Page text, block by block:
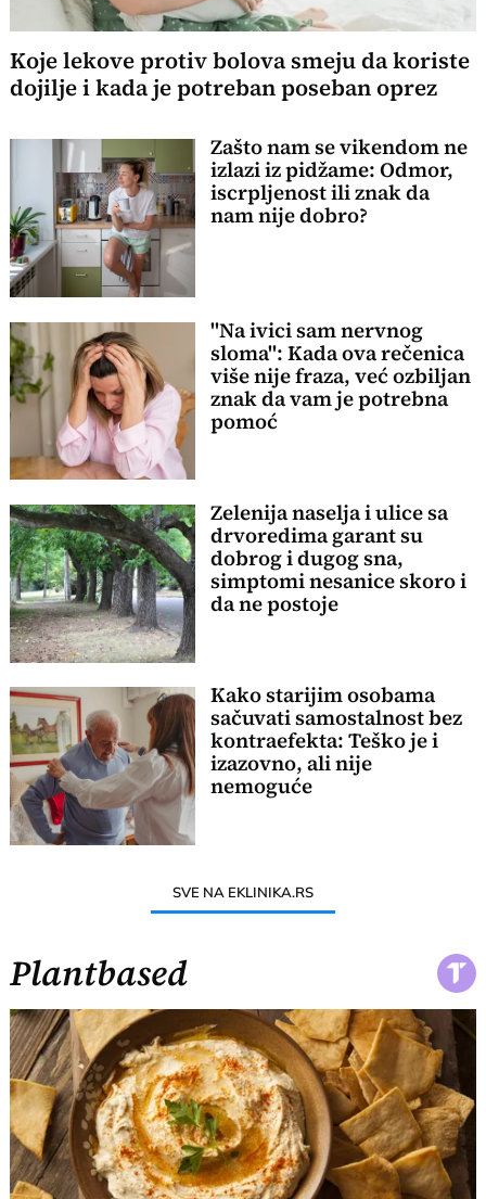
Koje lekove protiv bolova smeju da koriste
dojilje i kada je potreban poseban oprez
Zašto nam se vikendom ne
izlazi iz pidžame: Odmor,
iscrpljenost ili znak da
nam nije dobro?
"Na ivici sam nervnog
sloma": Kada ova rečenica
više nije fraza, već ozbiljan
znak da vam je potrebna
pomoć
Zelenija naselja i ulice sa
drvoredima garant su
dobrog i dugog sna,
simptomi nesanice skoro i
da ne postoje
Kako starijim osobama
sačuvati samostalnost bez
kontraefekta: Teško je i
izazovno, ali nije
nemoguće
SVE NA EKLINIKA.RS
Plantbased